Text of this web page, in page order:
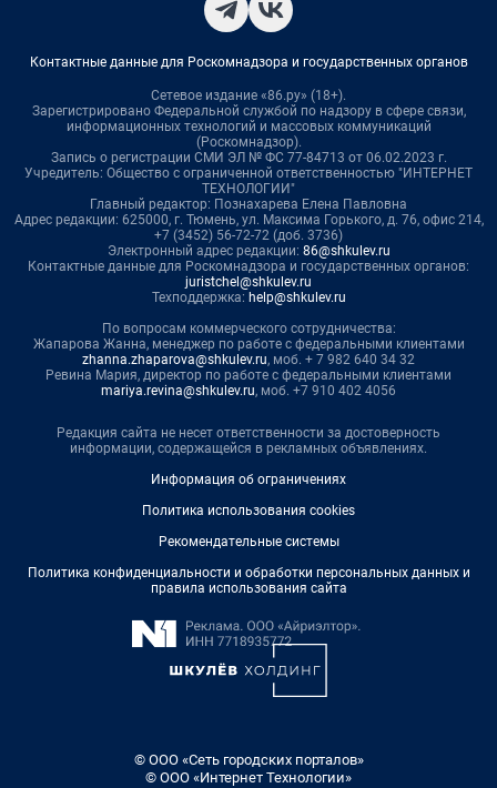
Контактные данные для Роскомнадзора и государственных органов
Сетевое издание «86.ру» (18+).
Зарегистрировано Федеральной службой по надзору в сфере связи,
информационных технологий и массовых коммуникаций
(Роскомнадзор).
Запись о регистрации СМИ ЭЛ № ФС 77-84713 от 06.02.2023 г.
Учредитель: Общество с ограниченной ответственностью "ИНТЕРНЕТ
ТЕХНОЛОГИИ"
Главный редактор: Познахарева Елена Павловна
Адрес редакции: 625000, г. Тюмень, ул. Максима Горького, д. 76, офис 214,
+7 (3452) 56-72-72 (доб. 3736)
Электронный адрес редакции: 86@shkulev.ru
Контактные данные для Роскомнадзора и государственных органов:
juristchel@shkulev.ru
Техподдержка: help@shkulev.ru
По вопросам коммерческого сотрудничества:
Жапарова Жанна, менеджер по работе с федеральными клиентами
zhanna.zhaparova@shkulev.ru, моб. + 7 982 640 34 32
Ревина Мария, директор по работе с федеральными клиентами
mariya.revina@shkulev.ru, моб. +7 910 402 4056
Редакция сайта не несет ответственности за достоверность
информации, содержащейся в рекламных объявлениях.
Информация об ограничениях
Политика использования cookies
Рекомендательные системы
Политика конфиденциальности и обработки персональных данных и
правила использования сайта
© ООО «Сеть городских порталов»
© ООО «Интернет Технологии»